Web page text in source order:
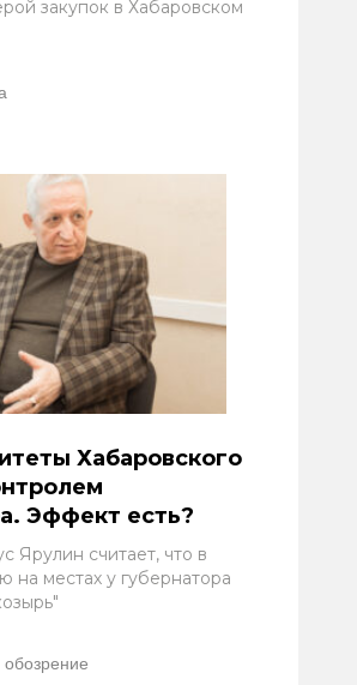
закупок в Хабаровском
Хабаровского
Эффект есть?
Ярулин считает, что в
на местах у губернатора